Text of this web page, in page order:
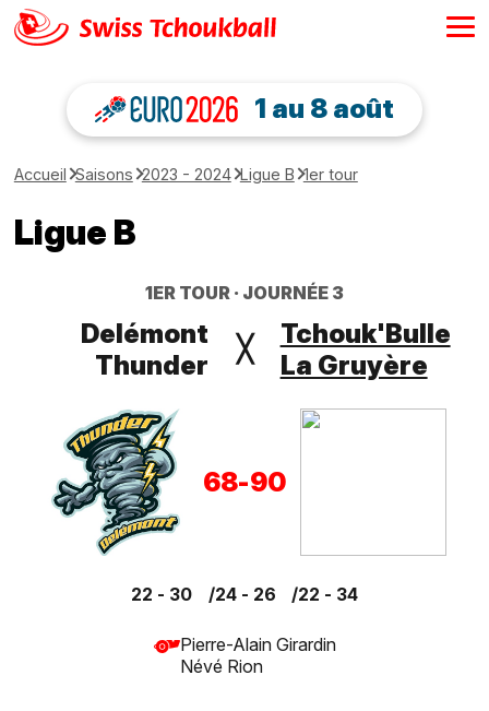
1 au 8 août
Accueil Saisons 2023 - 2024 Ligue B 1er tour
Ligue B
1ER TOUR JOURNÉE 3
Delémont
Thunder
╳
Tchouk'Bulle
La Gruyère
68-90
22 - 30 24 - 26 22 - 34
Pierre-Alain Girardin
Névé Rion